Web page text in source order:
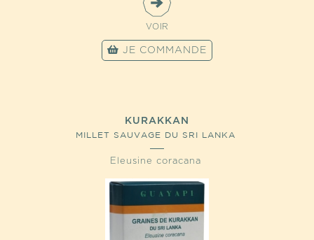
VOIR
JE COMMANDE
KURAKKAN
MILLET SAUVAGE DU SRI LANKA
Eleusine coracana